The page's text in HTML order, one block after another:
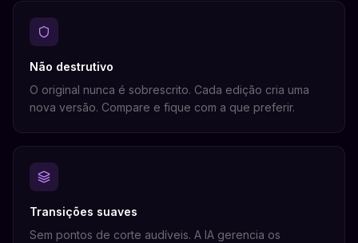
Não destrutivo
O original nunca é sobrescrito. Cada edição cria uma
nova versão. Compare e fique com a que preferir.
Transições suaves
Sem pontos de corte audíveis. A IA gerencia os